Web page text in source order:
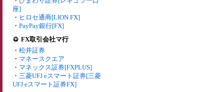
座]
・ ヒロセ通商[LION FX]
・ PayPay銀行[FX]
FX取引会社マ行
・ 松井証券
・ マネースクエア
・ マネックス証券[FXPLUS]
・ 三菱UFJ eスマート証券[三菱
UFJ eスマート証券FX]